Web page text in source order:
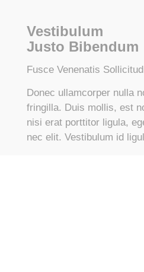
Vestibulum
Justo Bibendum
Fusce Venenatis
Donec ullamcorper nulla
fringilla. Duis mollis, est
nisi erat porttitor ligula,
nec elit. Vestibulum id